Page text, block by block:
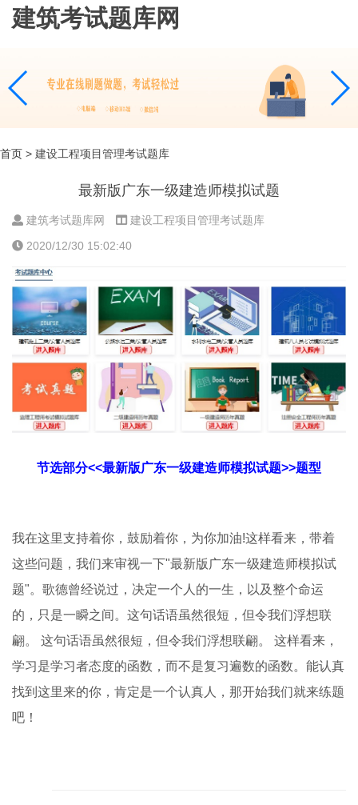
建筑考试题库网
首页 > 建设工程项目管理考试题库
最新版广东一级建造师模拟试题
建筑考试题库网
建设工程项目管理考试题库
2020/12/30 15:02:40
节选部分<<最新版广东一级建造师模拟试题>>题型
我在这里支持着你，鼓励着你，为你加油!这样看来，带着
这些问题，我们来审视一下"最新版广东一级建造师模拟试
题"。歌德曾经说过，决定一个人的一生，以及整个命运
的，只是一瞬之间。这句话语虽然很短，但令我们浮想联
翩。 这句话语虽然很短，但令我们浮想联翩。 这样看来，
学习是学习者态度的函数，而不是复习遍数的函数。能认真
找到这里来的你，肯定是一个认真人，那开始我们就来练题
吧！